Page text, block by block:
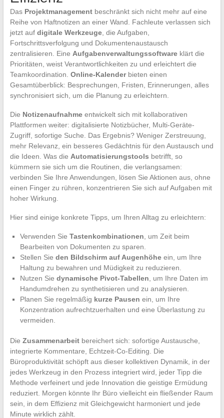
Das Projektmanagementbeschränkt sich nicht mehr auf eine
Reihe von Haftnotizen an einer Wand. Fachleute verlassen sich
jetzt auf digitale Werkzeuge, die Aufgaben,
Fortschrittsverfolgung und Dokumentenaustausch
zentralisieren. Eine Aufgabenverwaltungssoftwareklärt die
Prioritäten, weist Verantwortlichkeiten zu und erleichtert die
Teamkoordination. Online-Kalenderbieten einen
Gesamtüberblick: Besprechungen, Fristen, Erinnerungen, alles
synchronisiert sich, um die Planung zu erleichtern.
Die Notizenaufnahmeentwickelt sich mit kollaborativen
Plattformen weiter: digitalisierte Notizbücher, Multi-Geräte-
Zugriff, sofortige Suche. Das Ergebnis? Weniger Zerstreuung,
mehr Relevanz, ein besseres Gedächtnis für den Austausch und
die Ideen. Was die Automatisierungstools betrifft, so
kümmern sie sich um die Routinen, die verlangsamen:
verbinden Sie Ihre Anwendungen, lösen Sie Aktionen aus, ohne
einen Finger zu rühren, konzentrieren Sie sich auf Aufgaben mit
hoher Wirkung.
Hier sind einige konkrete Tipps, um Ihren Alltag zu erleichtern:
Verwenden Sie Tastenkombinationen , um Zeit beim
Bearbeiten von Dokumenten zu sparen.
Stellen Sie den Bildschirm auf Augenhöheein, um Ihre
Haltung zu bewahren und Müdigkeit zu reduzieren.
Nutzen Sie dynamische Pivot-Tabellen , um Ihre Daten im
Handumdrehen zu synthetisieren und zu analysieren.
Planen Sie regelmäßig kurze Pausen ein, um Ihre
Konzentration aufrechtzuerhalten und eine Überlastung zu
vermeiden.
Die Zusammenarbeitbereichert sich: sofortige Austausche,
integrierte Kommentare, Echtzeit-Co-Editing. Die
Büroproduktivität schöpft aus dieser kollektiven Dynamik, in der
jedes Werkzeug in den Prozess integriert wird, jeder Tipp die
Methode verfeinert und jede Innovation die geistige Ermüdung
reduziert. Morgen könnte Ihr Büro vielleicht ein fließender Raum
sein, in dem Effizienz mit Gleichgewicht harmoniert und jede
Minute wirklich zählt.